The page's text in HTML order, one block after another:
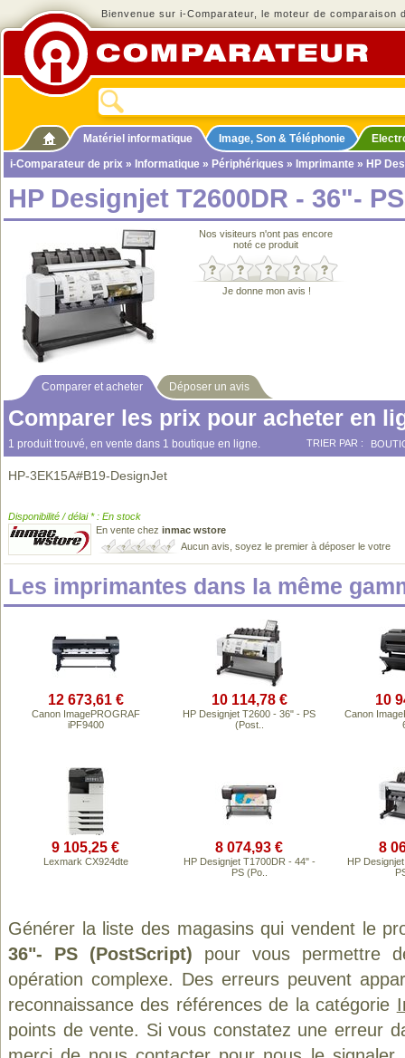
Bienvenue sur i-Comparateur, le moteur de comparaison
Matériel informatique Image, Son & Téléphonie
i-Comparateur de prix » Informatique » Périphériques » Imprimante » HP
HP Designjet T2600DR - 36"-
Nos visiteurs n'ont pas encore
noté ce produit
Je donne mon avis !
Comparer et acheter Déposer un avis
Comparer les prix pour acheter en
1 produit trouvé, en vente dans 1 boutique en ligne. TRIER PAR :
HP-3EK15A#B19-DesignJet
Disponibilité / délai * : En stock
En vente chez inmac wstore
Aucun avis, soyez le premier à déposer le votre
Les imprimantes dans la même
12 673,61 €
Canon ImagePROGRAF
iPF9400
10 114,78 €
HP Designjet T2600 - 36" - PS
(Post..
10
Canon
9 105,25 €
Lexmark CX924dte
8 074,93 €
HP Designjet T1700DR - 44" -
PS (Po..
8
HP
Générer la liste des magasins qui vendent le
36"- PS (PostScript) pour vous permettre
opération complexe. Des erreurs peuvent
reconnaissance des références de la catégorie
points de vente. Si vous constatez une erreur